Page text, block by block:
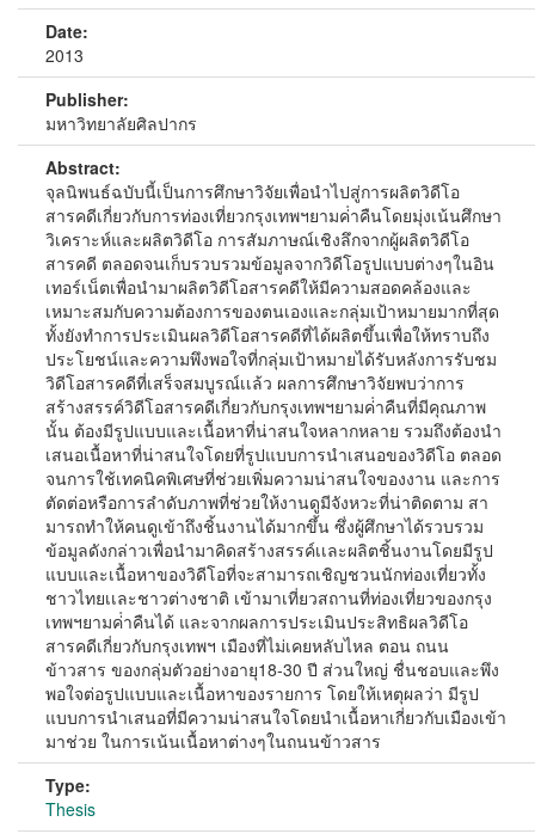
Date:
2013
Publisher:
มหาวิทยาลัยศิลปากร
Abstract:
จุลนิพนธ์ฉบับนี้เป็นการศึกษาวิจัยเพื่อนําไปสู่การผลิตวิดีโอ
สารคดีเกี่ยวกับการท่องเที่ยวกรุงเทพฯยามค่ําคืนโดยมุ่งเน้นศึกษา
วิเคราะห์และผลิตวิดีโอ การสัมภาษณ์เชิงลึกจากผู้ผลิตวิดีโอ
สารคดี ตลอดจนเก็บรวบรวมข้อมูลจากวิดีโอรูปแบบต่างๆในอิน
เทอร์เน็ตเพื่อนํามาผลิตวิดีโอสารคดีให้มีความสอดคล้องและ
เหมาะสมกับความต้องการของตนเองและกลุ่มเป้าหมายมากที่สุด
ทั้งยังทําการประเมินผลวิดีโอสารคดีที่ได้ผลิตขึ้นเพื่อให้ทราบถึง
ประโยชน์และความพึงพอใจที่กลุ่มเป้าหมายได้รับหลังการรับชม
วิดีโอสารคดีที่เสร็จสมบูรณ์เเล้ว ผลการศึกษาวิจัยพบว่าการ
สร้างสรรค์วิดีโอสารคดีเกี่ยวกับกรุงเทพฯยามค่ําคืนที่มีคุณภาพ
นั้น ต้องมีรูปแบบและเนื้อหาที่น่าสนใจหลากหลาย รวมถึงต้องนํา
เสนอเนื้อหาที่น่าสนใจโดยที่รูปแบบการนําเสนอของวิดีโอ ตลอด
จนการใช้เทคนิคพิเศษที่ช่วยเพิ่มความน่าสนใจของงาน และการ
ตัดต่อหรือการลําดับภาพที่ช่วยให้งานดูมีจังหวะที่น่าติดตาม สา
มารถทําให้คนดูเข้าถึงชิ้นงานได้มากขึ้น ซึ่งผู้ศึกษาได้รวบรวม
ข้อมูลดังกล่าวเพื่อนํามาคิดสร้างสรรค์เเละผลิตชิ้นงานโดยมีรูป
แบบและเนื้อหาของวิดีโอที่จะสามารถเชิญชวนนักท่องเที่ยวทั้ง
ชาวไทยเเละชาวต่างชาติ เข้ามาเที่ยวสถานที่ท่องเที่ยวของกรุง
เทพฯยามค่ําคืนได้ และจากผลการประเมินประสิทธิผลวิดีโอ
สารคดีเกี่ยวกับกรุงเทพฯ เมืองที่ไม่เคยหลับไหล ตอน ถนน
ข้าวสาร ของกลุ่มตัวอย่างอายุ18-30 ปี ส่วนใหญ่ ชื่นชอบและพึง
พอใจต่อรูปแบบและเนื้อหาของรายการ โดยให้เหตุผลว่า มีรูป
แบบการนําเสนอที่มีความน่าสนใจโดยนําเนื้อหาเกี่ยวกับเมืองเข้า
มาช่วย ในการเน้นเนื้อหาต่างๆในถนนข้าวสาร
Type:
Thesis